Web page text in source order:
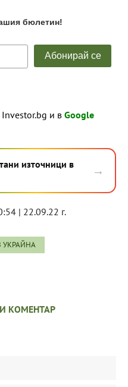
Investor.bg и в Google
източници в
→
| 22.09.22 г.
УКРАЙНА
КОМЕНТАР